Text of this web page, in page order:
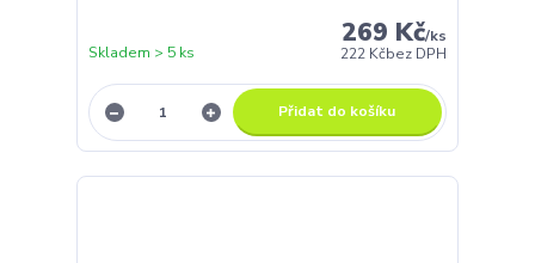
269 Kč/ks
222 Kčbez DPH
Skladem > 5 ks
Přidat do košíku